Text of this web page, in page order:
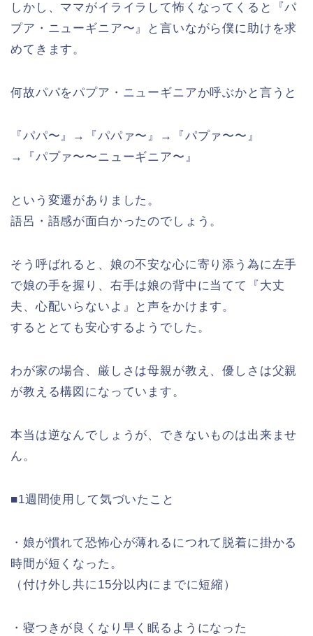
しかし、ママがイライラして怖くなってくると『パ
プア・ニューギニア〜』と言いながら僕に助けを求
めてきます。
何故パパをパプア・ニューギニアか呼ぶかと言うと
『パパ〜』→『パパァ〜』→『パプァ〜〜』
→『パプァ〜〜ニューギニア〜』
という変遷がありました。
語呂・語感が面白かったのでしょう。
そう呼ばれると、娘の不安な心に寄り添う為に左手
で娘の手を握り、右手は娘の背中に当てて『大丈
夫、心配いらないよ』と声をかけます。
するととても安心するようでした。
わが家の場合、厳しさは母親が教え、優しさは父親
が教える構図になっています。
本当は逆なんでしょうが、できないものは出来ませ
ん。
■1週間使用して気づいたこと
・娘が慣れて恐怖心が薄れるにつれて脱着に掛かる
時間が短くなった。
（付け外し共に15分以内にまでに短縮）
・寝つきが良くなり早く眠るようになった